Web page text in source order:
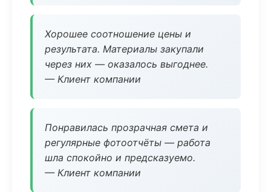
Хорошее соотношение цены и
результата. Материалы закупали
через них — оказалось выгоднее.
— Клиент компании
Понравилась прозрачная смета и
регулярные фотоотчёты — работа
шла спокойно и предсказуемо.
— Клиент компании